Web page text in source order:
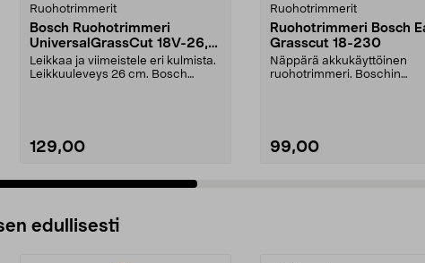
Ruohotrimmerit
Bosch Ruohotrimmeri
UniversalGrassCut 18V-26,
akkukäyttöinen
Leikkaa ja viimeistele eri kulmista.
Leikkuuleveys 26 cm. Bosch
129,00
Ruohotrimmerit
Ruohotrimmeri Bosch
Grasscut 18-230
Näppärä akkukäyttöinen
ruohotrimmeri. Boschin
99,00
edullisesti